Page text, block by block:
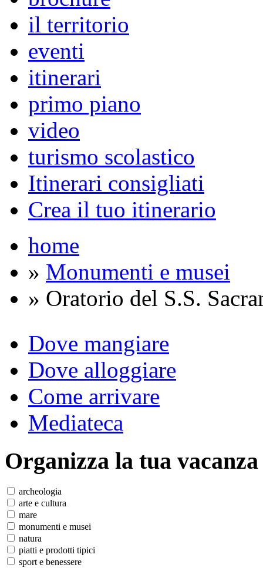
il territorio
eventi
itinerari
primo piano
video
turismo scolastico
Itinerari consigliati
Crea il tuo itinerario
home
» Monumenti e musei
» Oratorio del S.S.
Dove mangiare
Dove alloggiare
Come arrivare
Mediateca
Organizza la tua vacanza
archeologia
arte e cultura
mare
monumenti e musei
natura
piatti e prodotti tipici
sport e benessere